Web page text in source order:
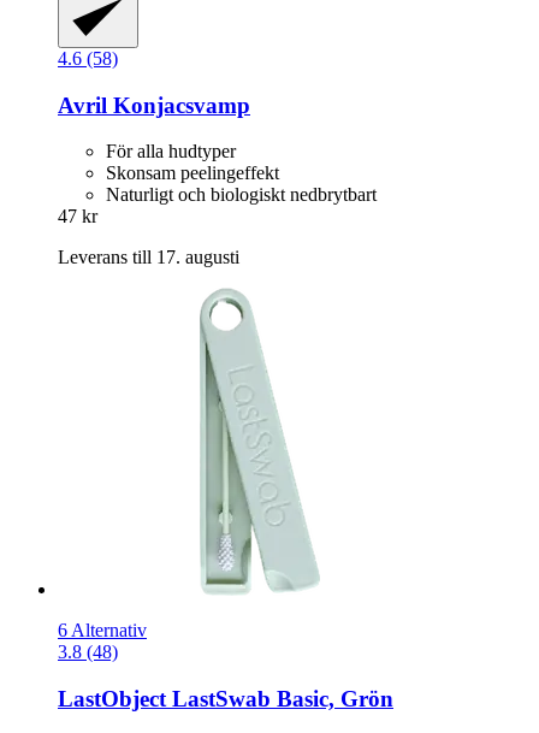
4.6 (58)
Avril Konjacsvamp
För alla hudtyper
Skonsam peelingeffekt
Naturligt och biologiskt nedbrytbart
47 kr
Leverans till 17. augusti
6 Alternativ
3.8 (48)
LastObject LastSwab Basic, Grön